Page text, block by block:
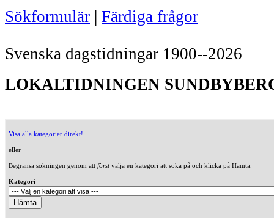
Sökformulär | Färdiga frågor
Svenska dagstidningar 1900--2026
LOKALTIDNINGEN
Visa alla kategorier direkt!
eller
Begränsa sökningen genom att förstvälja en kategori att söka på och klicka på Hämta.
Kategori